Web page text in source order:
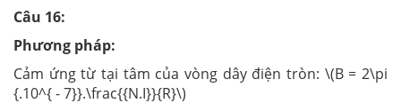
Câu 16:
Phương pháp:
Cảm ứng từ tại tâm của vòng dây điện tròn: \(B = 2\pi
{.10^{ - 7}}.\frac{{N.I}}{R}\)